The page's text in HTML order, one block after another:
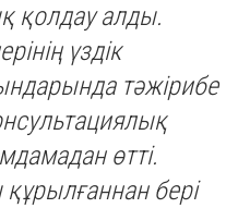
қолдау алды.
үздік
тәжірибе
өтті.
бері